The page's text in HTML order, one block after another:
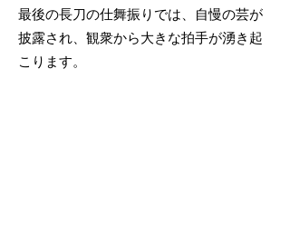
最後の長刀の仕舞振りでは、自慢の芸が
披露され、観衆から大きな拍手が湧き起
こります。